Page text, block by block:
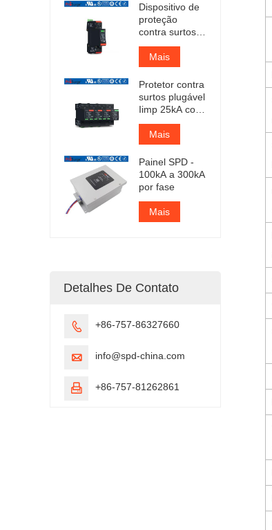
Dispositivo de
proteção
contra surtos
de CA Tipo 1+2
com
certificação
TUV
Mais
Protetor contra
surtos plugável
Iimp 25kA com
certificação
TUVMais
Painel SPD -
100kA a 300kA
por fase
Mais
Detalhes De Contato
 +86-757-86327660
 info@spd-china.com
 +86-757-81262861